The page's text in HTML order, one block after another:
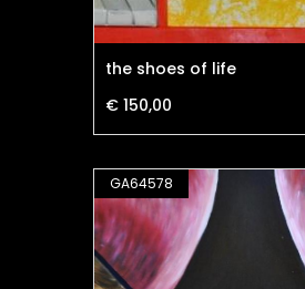
the shoes of life
€ 150,00
GA64578